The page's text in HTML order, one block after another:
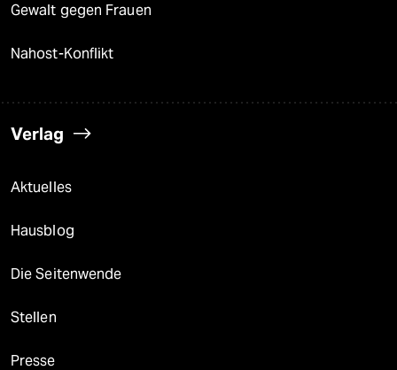
Gewalt gegen Frauen
Nahost-Konflikt
Verlag
Aktuelles
Hausblog
Die Seitenwende
Stellen
Presse